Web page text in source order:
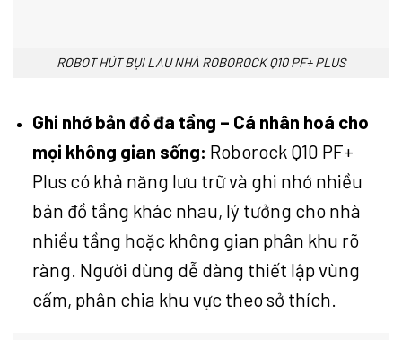
ROBOT HÚT BỤI LAU NHÀ ROBOROCK Q10 PF+ PLUS
Ghi nhớ bản đồ đa tầng – Cá nhân hoá cho
mọi không gian sống: Roborock Q10 PF+
Plus có khả năng lưu trữ và ghi nhớ nhiều
bản đồ tầng khác nhau, lý tưởng cho nhà
nhiều tầng hoặc không gian phân khu rõ
ràng. Người dùng dễ dàng thiết lập vùng
cấm, phân chia khu vực theo sở thích.